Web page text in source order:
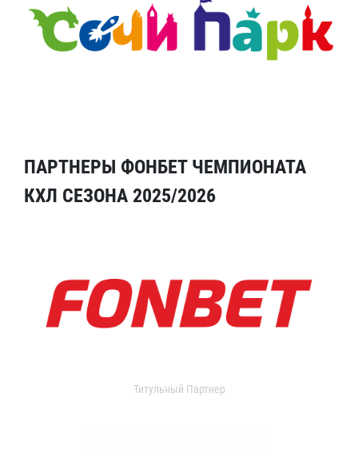
ПАРТНЕРЫ ФОНБЕТ ЧЕМПИОНАТА
КХЛ СЕЗОНА 2025/2026
Титульный Партнер